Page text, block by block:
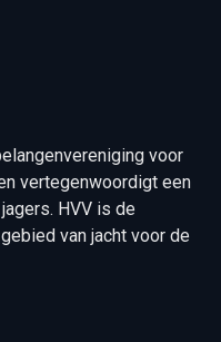
voor
vertegenwoordigt een
HVV is de
van jacht voor de